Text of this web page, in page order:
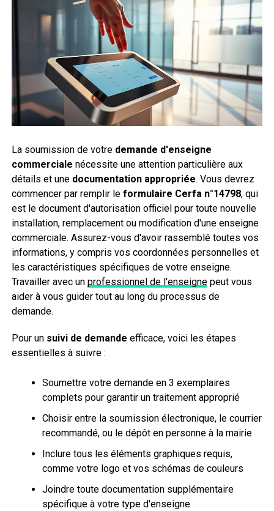
La soumission de votre demande d'enseigne
commerciale nécessite une attention particulière aux
détails et une documentation appropriée. Vous devrez
commencer par remplir le formulaire Cerfa n°14798, qui
est le document d'autorisation officiel pour toute nouvelle
installation, remplacement ou modification d'une enseigne
commerciale. Assurez-vous d'avoir rassemblé toutes vos
informations, y compris vos coordonnées personnelles et
les caractéristiques spécifiques de votre enseigne.
Travailler avec un professionnel de l'enseignepeut vous
aider à vous guider tout au long du processus de
demande.
Pour un suivi de demande efficace, voici les étapes
essentielles à suivre :
Soumettre votre demande en 3 exemplaires
complets pour garantir un traitement approprié
Choisir entre la soumission électronique, le courrier
recommandé, ou le dépôt en personne à la mairie
Inclure tous les éléments graphiques requis,
comme votre logo et vos schémas de couleurs
Joindre toute documentation supplémentaire
spécifique à votre type d'enseigne